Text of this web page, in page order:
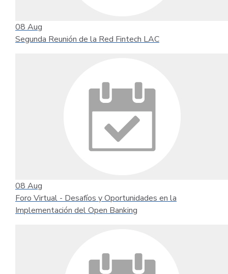
08 Aug
Segunda Reunión de la Red Fintech LAC
08 Aug
Foro Virtual - Desafíos y Oportunidades en la
Implementación del Open Banking